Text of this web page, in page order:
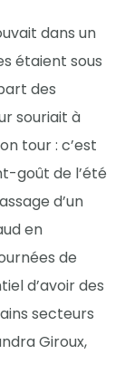
dans un
étaient sous
des
souriait à
tour : c’est
goût de l’été
d’un
en
de
d’avoir des
secteurs
Giroux,